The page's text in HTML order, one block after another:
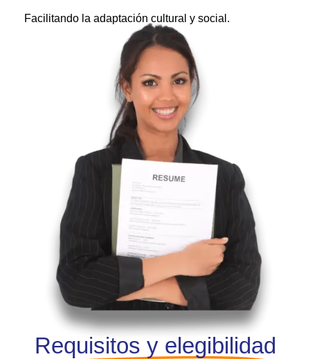
Facilitando la adaptación cultural y social.
Requisitos y elegibilidad